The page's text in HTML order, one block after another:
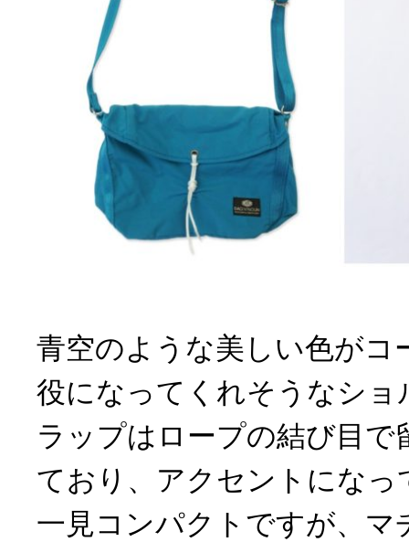
青空のような美しい色がコ
役になってくれそうなショ
ラップはロープの結び目で
ており、アクセントになっ
一見コンパクトですが、マ